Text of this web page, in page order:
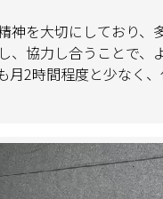
神を大切にしており、
、協力し合うことで、
月2時間程度と少なく